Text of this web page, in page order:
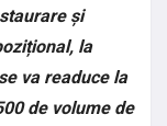
și
la
va readuce la
de volume de